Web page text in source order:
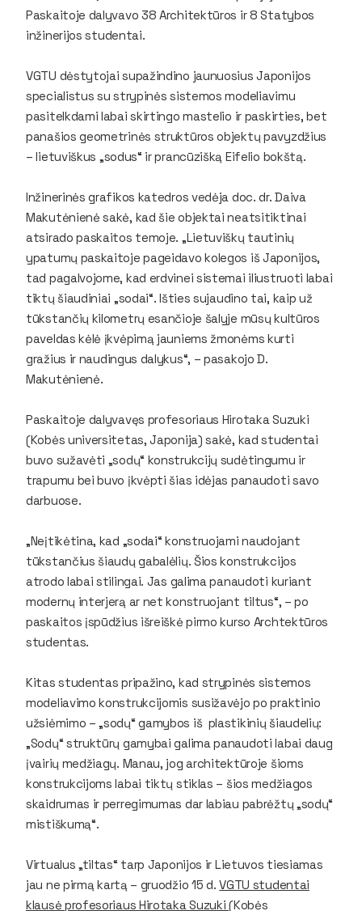
Paskaitoje dalyvavo 38 Architektūros ir 8 Statybos
inžinerijos studentai.
VGTU dėstytojai supažindino jaunuosius Japonijos
specialistus su strypinės sistemos modeliavimu
pasitelkdami labai skirtingo mastelio ir paskirties, bet
panašios geometrinės struktūros objektų pavyzdžius
– lietuviškus „sodus“ ir prancūzišką Eifelio bokštą.
Inžinerinės grafikos katedros vedėja doc. dr. Daiva
Makutėnienė sakė, kad šie objektai neatsitiktinai
atsirado paskaitos temoje. „Lietuviškų tautinių
ypatumų paskaitoje pageidavo kolegos iš Japonijos,
tad pagalvojome, kad erdvinei sistemai iliustruoti labai
tiktų šiaudiniai „sodai“. Išties sujaudino tai, kaip už
tūkstančių kilometrų esančioje šalyje mūsų kultūros
paveldas kėlė įkvėpimą jauniems žmonėms kurti
gražius ir naudingus dalykus“, – pasakojo D.
Makutėnienė.
Paskaitoje dalyvavęs profesoriaus Hirotaka Suzuki
(Kobės universitetas, Japonija) sakė, kad studentai
buvo sužavėti „sodų“ konstrukcijų sudėtingumu ir
trapumu bei buvo įkvėpti šias idėjas panaudoti savo
darbuose.
„Neįtikėtina, kad „sodai“ konstruojami naudojant
tūkstančius šiaudų gabalėlių. Šios konstrukcijos
atrodo labai stilingai. Jas galima panaudoti kuriant
modernų interjerą ar net konstruojant tiltus“, – po
paskaitos įspūdžius išreiškė pirmo kurso Archtektūros
studentas.
Kitas studentas pripažino, kad strypinės sistemos
modeliavimo konstrukcijomis susižavėjo po praktinio
užsiėmimo – „sodų“ gamybos iš plastikinių šiaudelių:
„Sodų“ struktūrų gamybai galima panaudoti labai daug
įvairių medžiagų. Manau, jog architektūroje šioms
konstrukcijoms labai tiktų stiklas – šios medžiagos
skaidrumas ir perregimumas dar labiau pabrėžtų „sodų“
mistiškumą“.
Virtualus „tiltas“ tarp Japonijos ir Lietuvos tiesiamas
jau ne pirmą kartą – gruodžio 15 d.VGTU studentai
klausė profesoriaus Hirotaka Suzuki(Kobės